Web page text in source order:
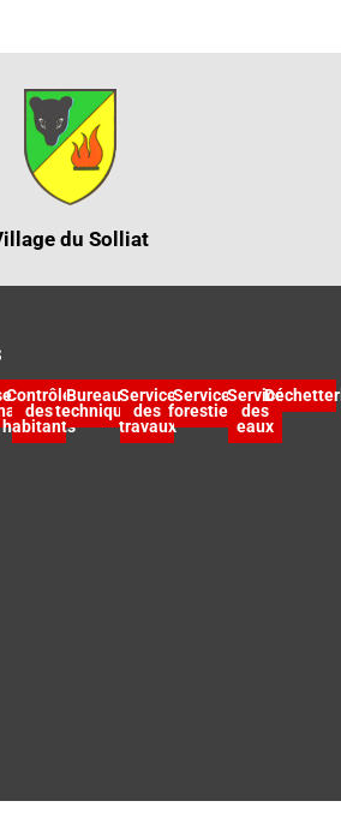
du Solliat
Contrôle
des
habitants
Bureau
technique
Service
des
travaux
Service
forestier
Service
des
eaux